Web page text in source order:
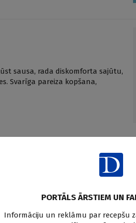
sausa, rada diskomforta sajūtu,
Svarīga pareiza kopšana,
un saņem
PORTĀLS ĀRSTIEM UN
Informāciju un reklāmu par recepšu